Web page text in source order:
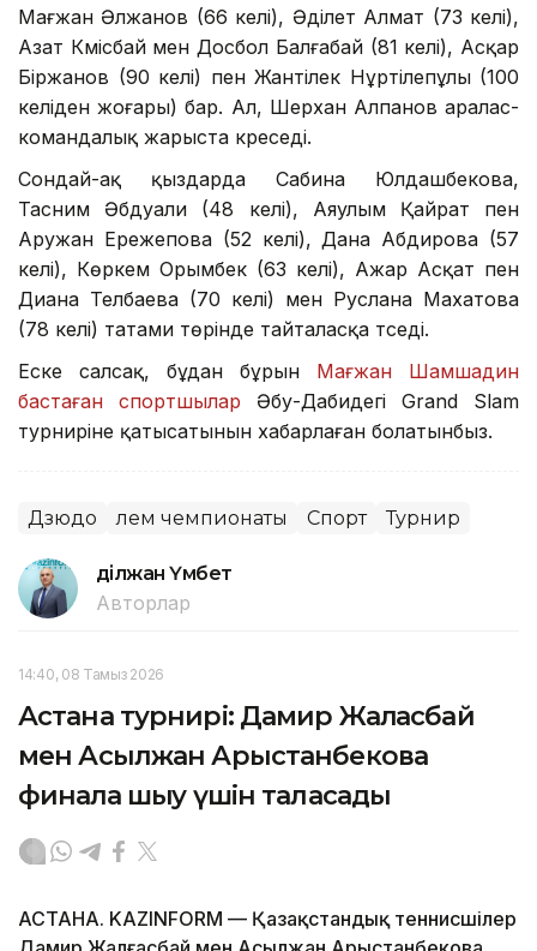
Мағжан Әлжанов (66 келі), Әділет Алмат (73 келі),
Азат Күмісбай мен Досбол Балғабай (81 келі), Асқар
Біржанов (90 келі) пен Жантілек Нұртілепұлы (100
келіден жоғары) бар. Ал, Шерхан Алпанов аралас-
командалық жарыста күреседі.
Сондай-ақ қыздарда Сабина Юлдашбекова,
Тасним Әбдуали (48 келі), Аяулым Қайрат пен
Аружан Ережепова (52 келі), Дана Абдирова (57
келі), Көркем Орымбек (63 келі), Ажар Асқат пен
Диана Телбаева (70 келі) мен Руслана Махатова
(78 келі) татами төрінде тайталасқа түседі.
Еске салсақ, бұдан бұрын Мағжан Шамшадин
бастаған спортшылар Әбу-Дабидегі Grand Slam
турниріне қатысатынын хабарлаған болатынбыз.
Дзюдо Әлем чемпионаты Спорт Турнир
Әділжан Үмбет
Авторлар
14:40, 08 Тамыз 2026
Астана турнирі: Дамир Жалғасбай
мен Асылжан Арыстанбекова
финалға шығу үшін таласады
АСТАНА. KAZINFORM — Қазақстандық теннисшілер